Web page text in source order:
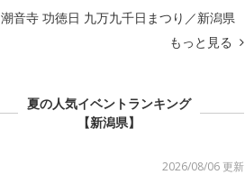
潮音寺 功徳日 九万九千日まつり／新潟県
もっと見る
夏の人気イベントランキング
【新潟県】
2026/08/06 更新